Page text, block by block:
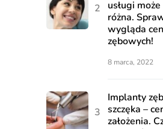
usługi
różna.
wygląda
zębowych!
8 marca, 2022
Implanty
szczęka –
założenia.